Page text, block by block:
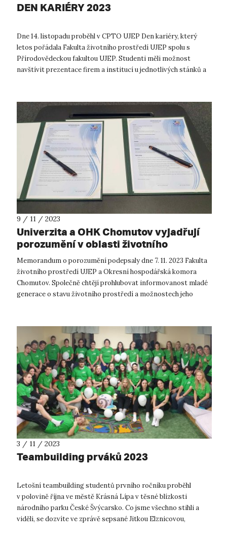
DEN KARIÉRY 2023
Dne 14. listopadu proběhl v CPTO UJEP Den kariéry, který
letos pořádala Fakulta životního prostředí UJEP spolu s
Přírodovědeckou fakultou UJEP. Studenti měli možnost
navštívit prezentace firem a institucí u jednotlivých stánků a
9 / 11 / 2023
Univerzita a OHK Chomutov vyjadřují
porozumění v oblasti životního
prostředí
Memorandum o porozumění podepsaly dne 7. 11. 2023 Fakulta
životního prostředí UJEP a Okresní hospodářská komora
Chomutov. Společně chtějí prohlubovat informovanost mladé
generace o stavu životního prostředí a možnostech jeho
3 / 11 / 2023
Teambuilding prváků 2023
Letošní teambuilding studentů prvního ročníku proběhl
v polovině října ve městě Krásná Lípa v těsné blízkosti
národního parku České Švýcarsko. Co jsme všechno stihli a
viděli, se dozvíte ve zprávě sepsané Jitkou Elznicovou,